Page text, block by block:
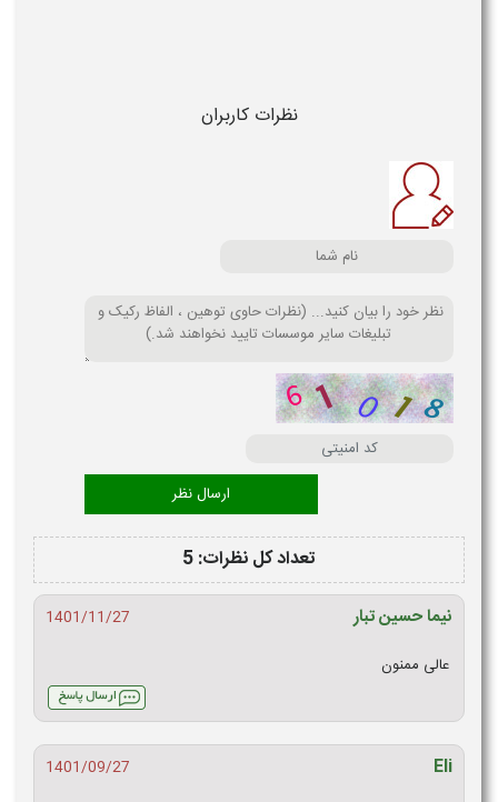
نظرات کاربران
تعداد کل نظرات: 5
نیما حسین تبار
1401/11/27
عالی ممنون
Eli
1401/09/27